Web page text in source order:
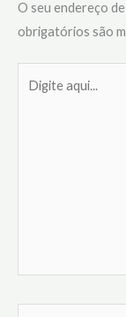
O seu endereço
obrigatórios são
aqui...